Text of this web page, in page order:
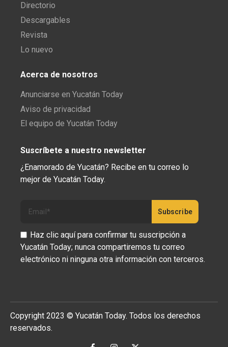
Directorio
Descargables
Revista
Lo nuevo
Acerca de nosotros
Anunciarse en Yucatán Today
Aviso de privacidad
El equipo de Yucatán Today
Suscríbete a nuestro newsletter
¿Enamorado de Yucatán? Recibe en tu correo lo
mejor de Yucatán Today.
Haz clic aquí para confirmar tu suscripción a
Yucatán Today; nunca compartiremos tu correo
electrónico ni ninguna otra información con terceros.
Copyright 2023 © Yucatán Today. Todos los derechos
reservados.